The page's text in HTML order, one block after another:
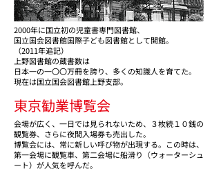
2000年に国立初の児童書専門図書館、
国立国会図書館国際子ども図書館として開館。
（2011年追記）
上野図書館の蔵書数は
日本一の一〇〇万冊を誇り、多くの知識人を育てた。
現在は国立国会図書館上野支部。
東京勧業博覧会
会場が広く、一日では見られないため、３枚続１０銭の
観覧券、さらに夜間入場券も売出した。
博覧会には、常に新しい呼び物が出現する。この時は、
第一会場に観覧車、第二会場に船滑り（ウォーターシュ
ート）が人気を呼んだ。